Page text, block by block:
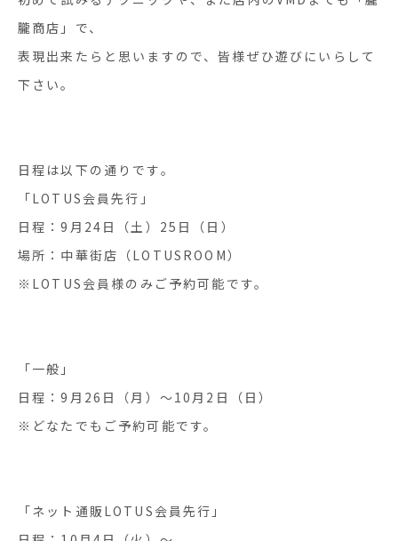
朧商店」で、
表現出来たらと思いますので、皆様ぜひ遊びにいらして
下さい。
日程は以下の通りです。
「LOTUS会員先行」
日程：9月24日（土）25日（日）
場所：中華街店（LOTUSROOM）
※LOTUS会員様のみご予約可能です。
「一般」
日程：9月26日（月）〜10月2日（日）
※どなたでもご予約可能です。
「ネット通販LOTUS会員先行」